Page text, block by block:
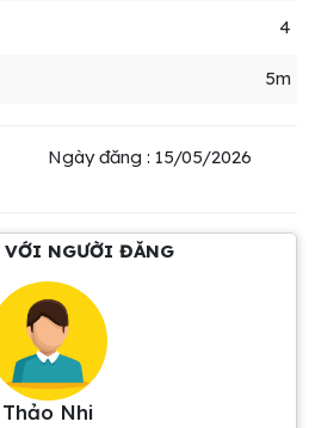
4
5m
Ngày đăng : 15/05/2026
VỚI NGƯỜI ĐĂNG
Thảo Nhi